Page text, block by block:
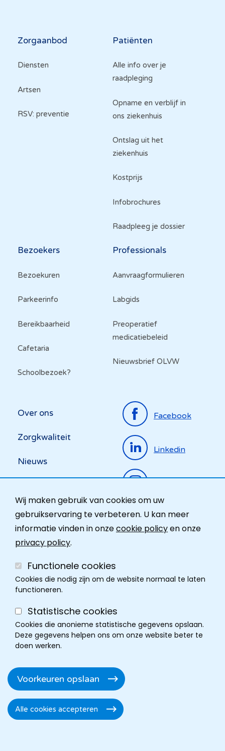
Wij maken gebruik van cookies om uw
gebruikservaring te verbeteren. U kan meer
informatie vinden in onzecookie policyen onze
privacy policy.
Functionele cookies
Cookies die nodig zijn om de website normaal te laten
functioneren.
Statistische cookies
Cookies die anonieme statistische gegevens opslaan.
Deze gegevens helpen ons om onze website beter te
doen werken.
Voorkeuren opslaan
Alle cookies accepteren
Toestemming
intrekken
Hoofdnavigatie
Zorgaanbod
Diensten
Artsen
RSV: preventie
Patiënten
Alle info over je
raadpleging
Opname en verblijf in
ons ziekenhuis
Ontslag uit het
ziekenhuis
Kostprijs
Infobrochures
Raadpleeg je dossier
Bezoekers
Bezoekuren
Parkeerinfo
Bereikbaarheid
Cafetaria
Schoolbezoek?
Professionals
Aanvraagformulieren
Labgids
Preoperatief
medicatiebeleid
Nieuwsbrief OLVW
Top
menu
Over ons
Zorgkwaliteit
Nieuws
Ombudsdienst
Contact
Facebook
Linkedin
Instagram
Footer
Toegankelijkheidsverklaring